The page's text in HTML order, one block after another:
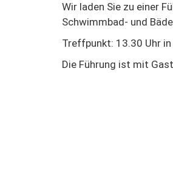
Wir laden Sie zu einer
Schwimmbad- und
Treffpunkt: 13.30 Uhr
Die Führung ist mit